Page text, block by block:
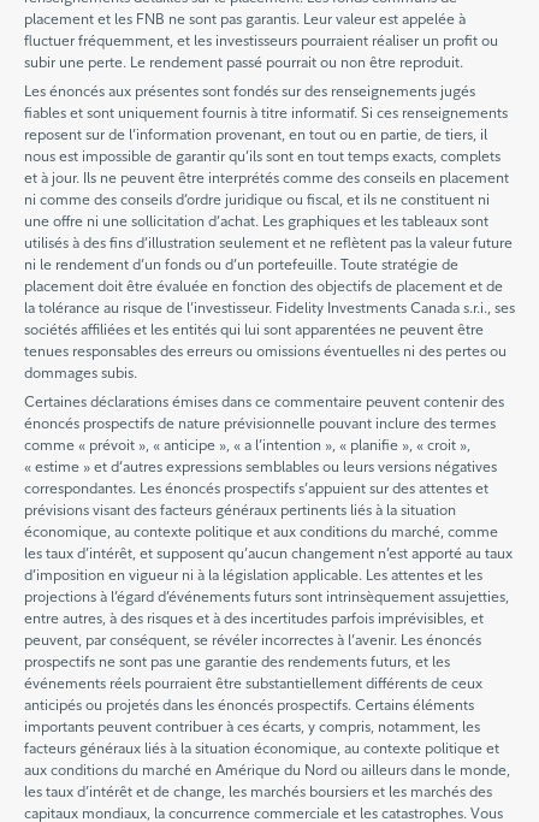
placement et les FNB ne sont pas garantis. Leur valeur est appelée à
fluctuer fréquemment, et les investisseurs pourraient réaliser un profit ou
subir une perte. Le rendement passé pourrait ou non être reproduit.
Les énoncés aux présentes sont fondés sur des renseignements jugés
fiables et sont uniquement fournis à titre informatif. Si ces renseignements
reposent sur de l’information provenant, en tout ou en partie, de tiers, il
nous est impossible de garantir qu’ils sont en tout temps exacts, complets
et à jour. Ils ne peuvent être interprétés comme des conseils en placement
ni comme des conseils d’ordre juridique ou fiscal, et ils ne constituent ni
une offre ni une sollicitation d’achat. Les graphiques et les tableaux sont
utilisés à des fins d’illustration seulement et ne reflètent pas la valeur future
ni le rendement d’un fonds ou d’un portefeuille. Toute stratégie de
placement doit être évaluée en fonction des objectifs de placement et de
la tolérance au risque de l’investisseur. Fidelity Investments Canada s.r.i., ses
sociétés affiliées et les entités qui lui sont apparentées ne peuvent être
tenues responsables des erreurs ou omissions éventuelles ni des pertes ou
dommages subis.
Certaines déclarations émises dans ce commentaire peuvent contenir des
énoncés prospectifs de nature prévisionnelle pouvant inclure des termes
comme « prévoit », « anticipe », « a l’intention », « planifie », « croit »,
« estime » et d’autres expressions semblables ou leurs versions négatives
correspondantes. Les énoncés prospectifs s’appuient sur des attentes et
prévisions visant des facteurs généraux pertinents liés à la situation
économique, au contexte politique et aux conditions du marché, comme
les taux d’intérêt, et supposent qu’aucun changement n’est apporté au taux
d’imposition en vigueur ni à la législation applicable. Les attentes et les
projections à l’égard d’événements futurs sont intrinsèquement assujetties,
entre autres, à des risques et à des incertitudes parfois imprévisibles, et
peuvent, par conséquent, se révéler incorrectes à l’avenir. Les énoncés
prospectifs ne sont pas une garantie des rendements futurs, et les
événements réels pourraient être substantiellement différents de ceux
anticipés ou projetés dans les énoncés prospectifs. Certains éléments
importants peuvent contribuer à ces écarts, y compris, notamment, les
facteurs généraux liés à la situation économique, au contexte politique et
aux conditions du marché en Amérique du Nord ou ailleurs dans le monde,
les taux d’intérêt et de change, les marchés boursiers et les marchés des
capitaux mondiaux, la concurrence commerciale et les catastrophes. Vous